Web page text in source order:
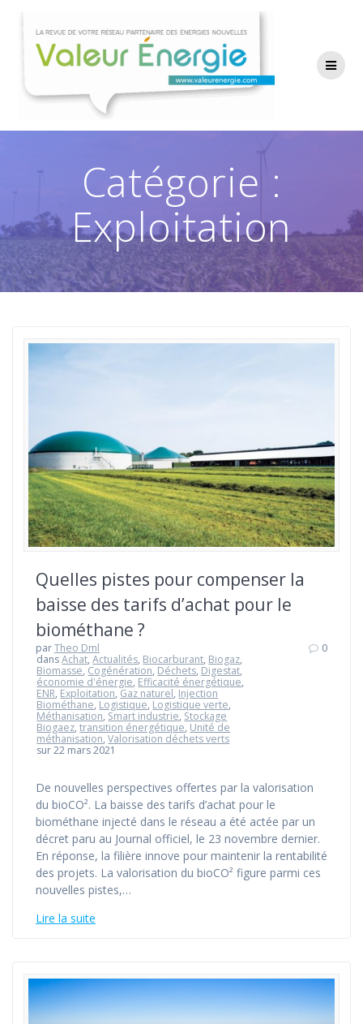
contenu
Catégorie :
Exploitation
Quelles pistes pour compenser la
baisse des tarifs d’achat pour le
biométhane ?
parTheo Dml
dansAchat,Actualités, Biocarburant, Biogaz,
Biomasse, Cogénération, Déchets, Digestat,
économie d'énergie, Efficacité énergétique,
ENR, Exploitation, Gaz naturel, Injection
Biométhane, Logistique, Logistique verte,
Méthanisation, Smart industrie, Stockage
Biogaez,transition énergétique, Unité de
méthanisation,Valorisation déchets verts
sur 22 mars 2021
0
De nouvelles perspectives offertes par la valorisation
du bioCO². La baisse des tarifs d’achat pour le
biométhane injecté dans le réseau a été actée par un
décret paru au Journal officiel, le 23 novembre dernier.
En réponse, la filière innove pour maintenir la rentabilité
des projets. La valorisation du bioCO² figure parmi ces
nouvelles pistes,…
Lire la suite